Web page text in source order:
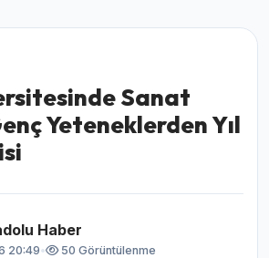
Sanat
Yeteneklerden Yıl
Haber
20:49• 50 Görüntülenme